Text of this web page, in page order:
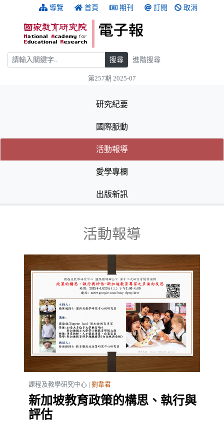
跳到主要內容 導覽 首頁 期刊 訂閱 取消
搜尋 搜尋 進階搜尋
第257期 2025-07
研究紀要
國際脈動
活動報導(目前選取的頁籤)
(目前選取的頁籤)
愛學專欄
出版新訊
活動報導
課程及教學研究中心 | 劉韋君
新加坡教育政策的構思、執行與
評估